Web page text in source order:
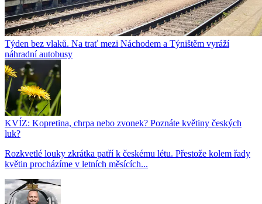
Týden bez vlaků. Na trať mezi Náchodem a Týništěm vyráží
náhradní autobusy
KVÍZ: Kopretina, chrpa nebo zvonek? Poznáte květiny českých
luk?
Rozkvetlé louky zkrátka patří k českému létu. Přestože kolem řady
květin procházíme v letních měsících...